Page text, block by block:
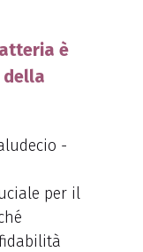
è
della
per il